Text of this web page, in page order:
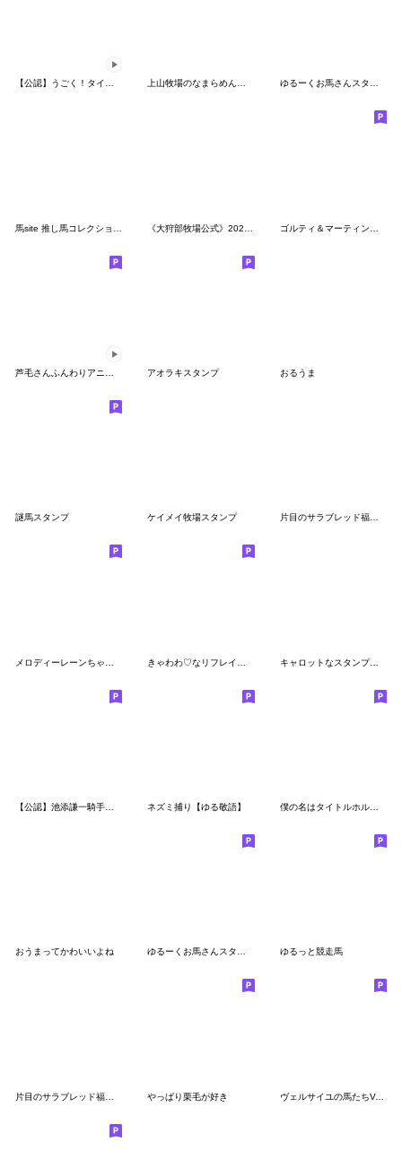
【公認】うごく！タイトルホルダーくん 上山牧場のなまらめんこい仔馬ちゃんたち ゆるーくお馬さんスタンプ3
アオラキスタンプ おるうま
謎馬スタンプ ケイメイ牧場スタンプ 片目のサラブレッド福ちゃんLINEスタンプ②
キャロットなスタンプ～第３弾（募集編）～
ネズミ捕り【ゆる敬語】 僕の名はタイトルホルダー！[公認]
おうまってかわいいよね ゆるーくお馬さんスタンプ ゆるっと競走馬
やっぱり栗毛が好き ヴェルサイユの馬たちVol.2